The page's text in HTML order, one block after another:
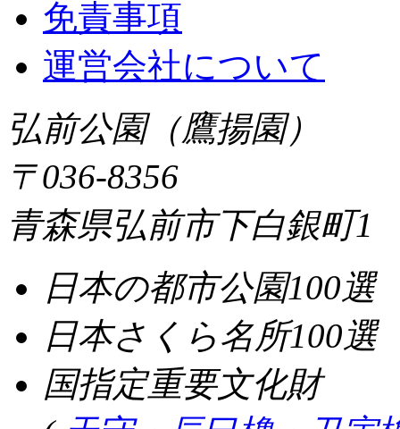
免責事項
運営会社について
弘前公園（鷹揚園）
〒036-8356
青森県弘前市下白銀町1
日本の都市公園100選
日本さくら名所100選
国指定重要文化財